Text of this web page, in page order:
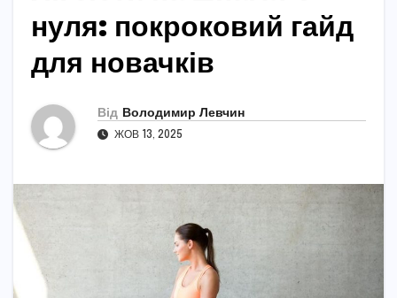
нуля: покроковий гайд
для новачків
Від Володимир Левчин
ЖОВ 13, 2025